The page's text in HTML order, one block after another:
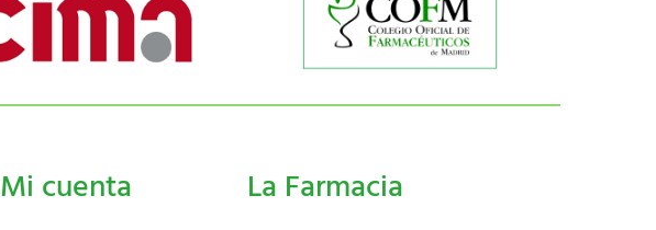
Mi cuenta La Farmacia